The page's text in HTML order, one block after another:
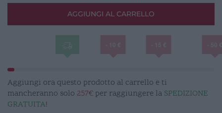
cl
AGGIUNGI AL CARRELLO
Aggiungi ora questo prodotto al carrello e ti
mancheranno solo 257€ per raggiungere la SPEDIZIONE
GRATUITA!